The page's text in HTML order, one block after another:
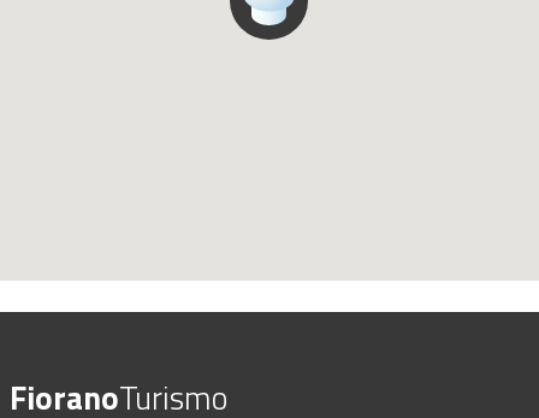
FioranoTurismo